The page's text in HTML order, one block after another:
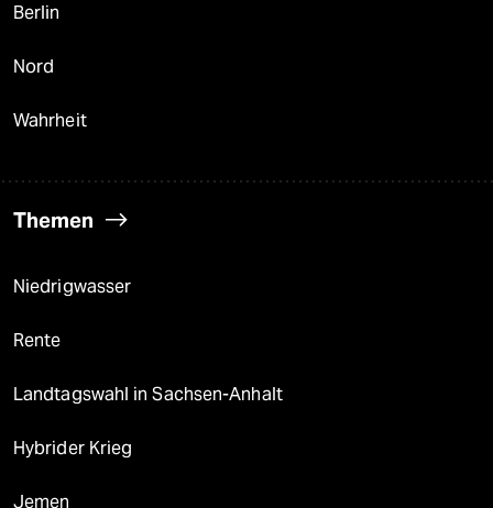
Berlin
Nord
Wahrheit
Themen
Niedrigwasser
Rente
Landtagswahl in Sachsen-Anhalt
Hybrider Krieg
Jemen